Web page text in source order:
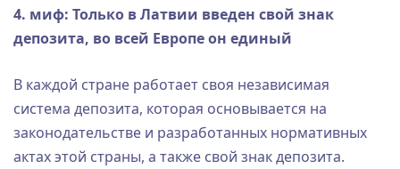
4. миф: Только в Латвии введен свой знак
депозита, во всей Европе он единый
В каждой стране работает своя независимая
система депозита, которая основывается на
законодательстве и разработанных нормативных
актах этой страны, а также свой знак депозита.